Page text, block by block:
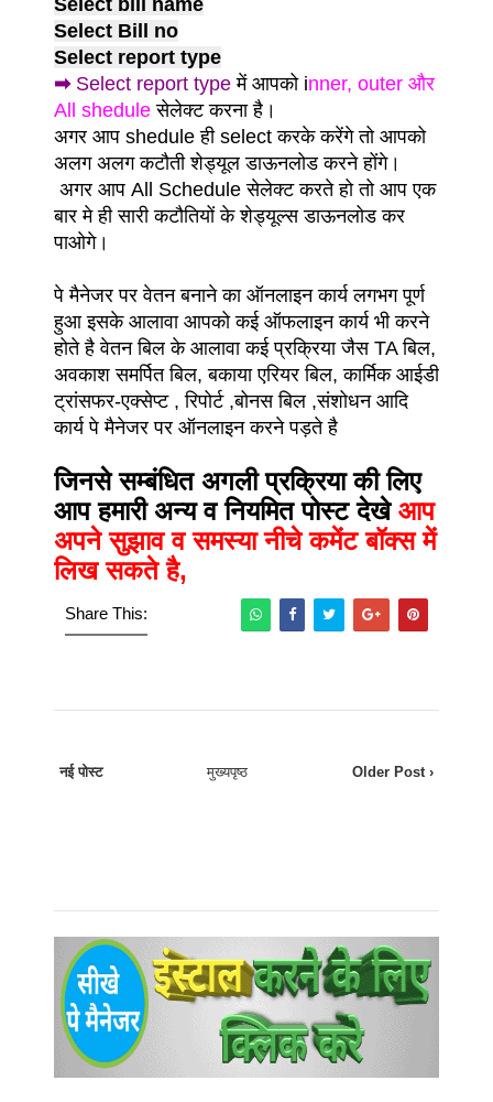
Select Bill no
Select report type
➡Select report typeमें आपको inner, outer और
All shedule सेलेक्ट करना है।
अगर आप shedule ही select करके करेंगे तो आपको
अलग अलग कटौती शेड्यूल डाऊनलोड करने होंगे।
अगर आप All Schedule सेलेक्ट करते हो तो आप एक
बार मे ही सारी कटौतियों के शेड्यूल्स डाऊनलोड कर
पाओगे।
पे मैनेजर पर वेतन बनाने का ऑनलाइन कार्य लगभग पूर्ण
हुआ इसके आलावा आपको कई ऑफलाइन कार्य भी करने
होते है वेतन बिल के आलावा कई प्रक्रिया जैस TA बिल,
अवकाश समर्पित बिल, बकाया एरियर बिल, कार्मिक आईडी
ट्रांसफर-एक्सेप्ट , रिपोर्ट ,बोनस बिल ,संशोधन आदि
कार्य पे मैनेजर पर ऑनलाइन करने पड़ते है
जिनसे सम्बंधित अगली प्रक्रिया की लिए
आप हमारी अन्य व नियमित पोस्ट देखे आप
अपने सुझाव व समस्या नीचे कमेंट बॉक्स में
लिख सकते है,
Share This:
नई पोस्ट Older Post ›
मुख्यपृष्ठ